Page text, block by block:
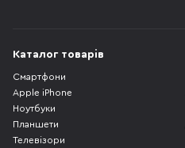
Каталог товарів
Смартфони
Apple iPhone
Ноутбуки
Планшети
Телевізори